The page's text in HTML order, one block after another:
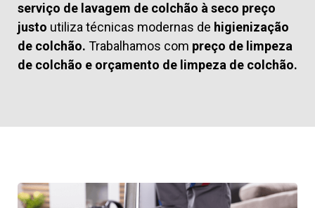
serviço de lavagem de colchão à seco preço
justo utiliza técnicas modernas de higienização
de colchão. Trabalhamos com preço de limpeza
de colchão e orçamento de limpeza de colchão.